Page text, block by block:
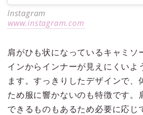
Instagram
www.instagram.com
肩がひも状になっているキャミソ
インからインナーが見えにくいよ
ます。すっきりしたデザインで、
ため服に響かないのも特徴です。
できるものもあるため必要に応じ